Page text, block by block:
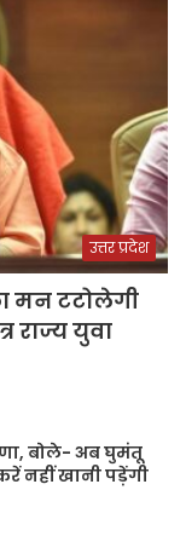
उत्तर प्रदेश
मन टटोलेगी
राज्य युवा
बोले- अब घुमंतू
नहीं खानी पड़ेंगी